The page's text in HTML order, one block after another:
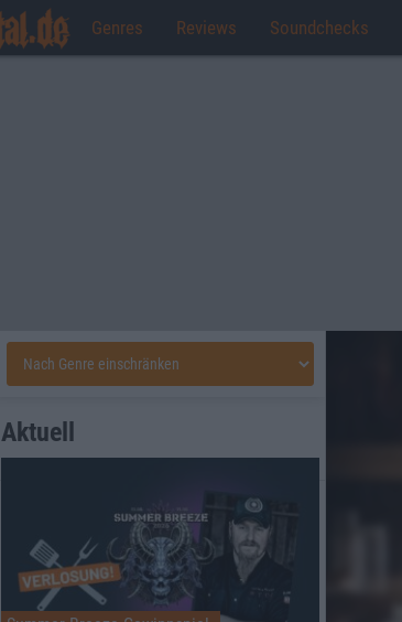
Genres Reviews Soundchecks
Aktuell